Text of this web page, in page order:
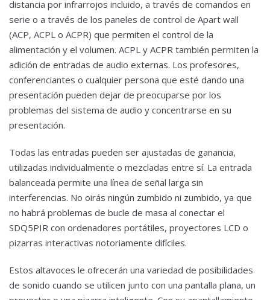
distancia por infrarrojos incluido, a través de comandos en
serie o a través de los paneles de control de Apart wall
(ACP, ACPL o ACPR) que permiten el control de la
alimentación y el volumen. ACPL y ACPR también permiten la
adición de entradas de audio externas. Los profesores,
conferenciantes o cualquier persona que esté dando una
presentación pueden dejar de preocuparse por los
problemas del sistema de audio y concentrarse en su
presentación.
Todas las entradas pueden ser ajustadas de ganancia,
utilizadas individualmente o mezcladas entre sí. La entrada
balanceada permite una línea de señal larga sin
interferencias. No oirás ningún zumbido ni zumbido, ya que
no habrá problemas de bucle de masa al conectar el
SDQ5PIR con ordenadores portátiles, proyectores LCD o
pizarras interactivas notoriamente difíciles.
Estos altavoces le ofrecerán una variedad de posibilidades
de sonido cuando se utilicen junto con una pantalla plana, un